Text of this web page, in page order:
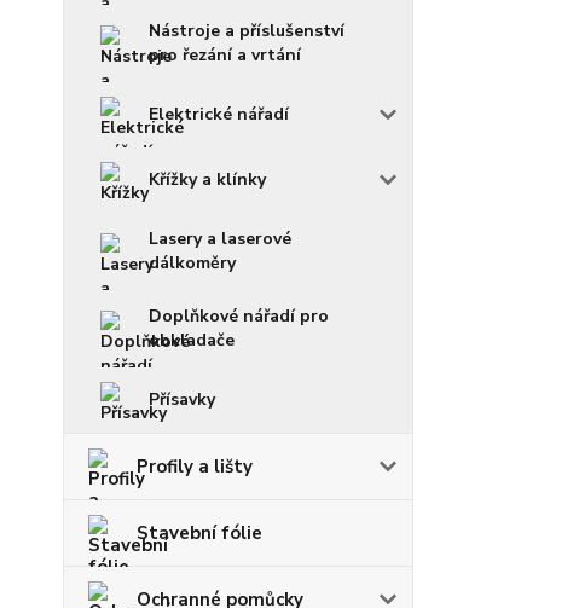
Nástroje a příslušenství
pro řezání a vrtání
Elektrické nářadí
Křížky a klínky
Lasery a laserové
dálkoměry
Doplňkové nářadí pro
obkladače
Přísavky
Profily a lišty
Stavební fólie
Ochranné pomůcky